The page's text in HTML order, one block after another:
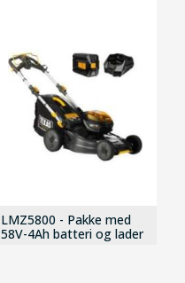
LMZ5800 - Pakke med
58V-4Ah batteri og lader